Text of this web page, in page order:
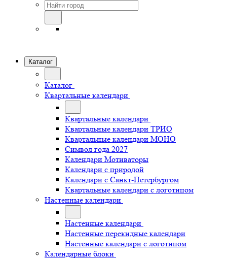
Каталог
Каталог
Квартальные календари
Квартальные календари
Квартальные календари ТРИО
Квартальные календари МОНО
Символ года 2027
Календари Мотиваторы
Календари с природой
Календари с Санкт-Петербургом
Квартальные календари с логотипом
Настенные календари
Настенные календари
Настенные перекидные календари
Настенные календари с логотипом
Календарные блоки